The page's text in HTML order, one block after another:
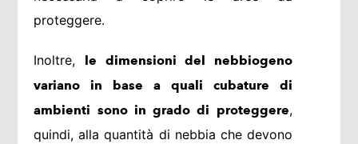
proteggere.
Inoltre,
le dimensioni del nebbiogeno
variano in base a quali cubature di
ambienti sono in grado di proteggere,
quindi, alla quantità di nebbia che devono